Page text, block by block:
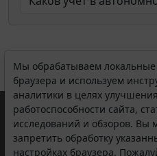
Мы обрабатываем
браузера и используем
аналитики в целях
работоспособности сайта,
исследований и обзоров. Вы
запретить обработку
настройках браузера.
© ООО "НПП "ГАРАНТ-СЕРВИС",
выпускается с 1990 года.
являются участниками